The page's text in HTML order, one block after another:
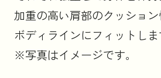
加重の高い肩部のクッション
ボディラインにフィットしま
※写真はイメージです。